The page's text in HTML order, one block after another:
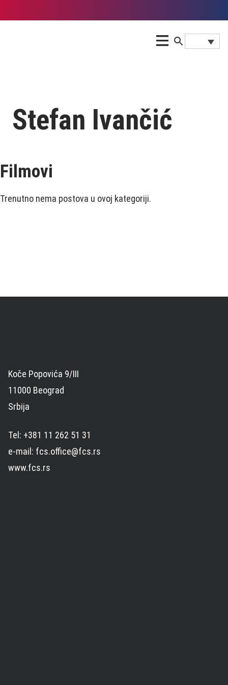
Stefan Ivančić
Filmovi
Trenutno nema postova u ovoj kategoriji.
Koče Popovića 9/III
11000 Beograd
Srbija
Tel: +381 11 262 51 31
e-mail: fcs.office@fcs.rs
www.fcs.rs